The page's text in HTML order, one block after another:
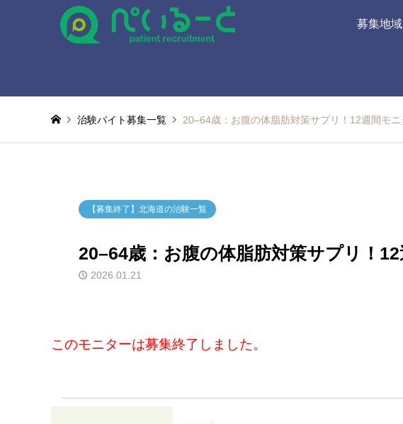
募集地
治験バイト募集一覧 20–64歳：お腹の体脂肪対策サプリ！12週間モニ
【募集終了】北海道の治験一覧
20–64歳：お腹の体脂肪対策サプリ！
2026.01.21
このモニターは募集終了しました。